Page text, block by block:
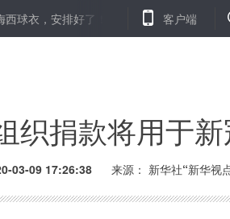
球衣，安排好了！ “希望大家看清事实
客户端
织捐款将用于
03-09 17:26:38 来源： 新华社“新华视